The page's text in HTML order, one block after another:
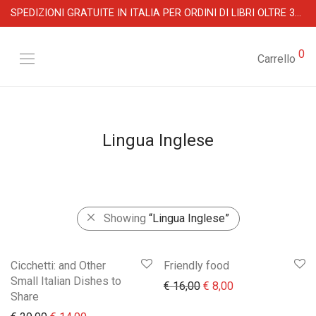
SPEDIZIONI GRATUITE IN ITALIA PER ORDINI DI LIBRI OLTRE 39 €
Carrello 0
Lingua Inglese
Showing “Lingua Inglese”
Cicchetti: and Other
Small Italian Dishes to
Share
Friendly food
€16,00 Il prezzo originale era:
€ 8,00Il prezzo attuale